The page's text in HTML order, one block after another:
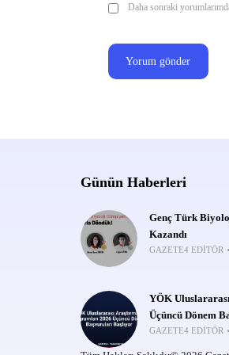
Daha sonraki
Günün Haberleri
Genç Türk
Kazandı
GAZETE4 EDITÖR
YÖK
Üçüncü Dönem
GAZETE4 EDITÖR